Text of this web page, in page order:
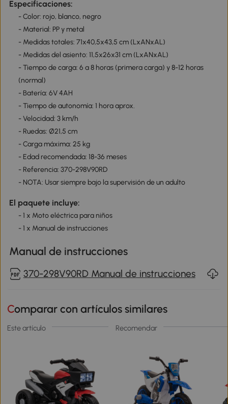
Especificaciones:
- Color: rojo, blanco, negro
- Material: PP y metal
- Medidas totales: 71x40,5x43,5 cm (LxANxAL)
- Medidas del asiento: 11,5x26x31 cm (LxANxAL)
- Tiempo de carga: 6 a 8 horas (primera carga) y 8-12 horas
(normal)
- Batería: 6V 4AH
- Tiempo de autonomía: 1 hora aprox.
- Velocidad: 3 km/h
- Ruedas: Ø21,5 cm
- Carga máxima: 25 kg
- Edad recomendada: 18-36 meses
- Referencia: 370-298V90RD
- NOTA: Usar siempre bajo la supervisión de un adulto
El paquete incluye:
- 1 x Moto eléctrica para niños
- 1 x Manual de instrucciones
Manual de instrucciones
370-298V90RD Manual de instrucciones
Comparar con artículos similares
Este artículo Recomendar